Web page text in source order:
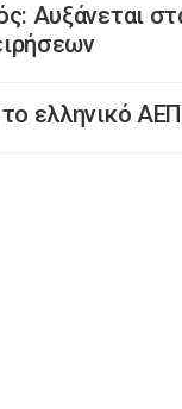
Αυξάνεται
το ελληνικό